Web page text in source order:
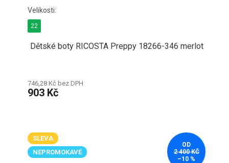
Dětské boty RICOSTA Preppy 18266-346 merlot
746,28 Kč bez DPH
903 Kč
22
SLEVA
NEPROMOKAVÉ
OD
2 400 KČ
–10 %